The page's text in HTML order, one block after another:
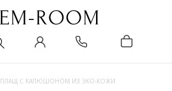
ПЛАЩ С КАПЮШОНОМ ИЗ ЭКО-КОЖИ